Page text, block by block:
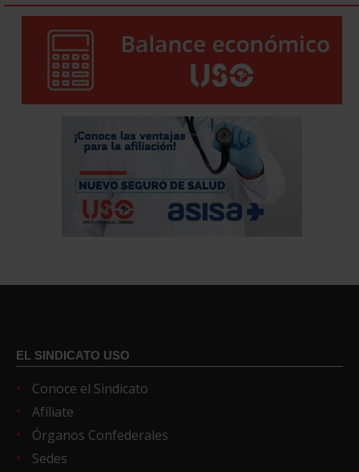
EL SINDICATO USO
Conoce el Sindicato
Afíliate
Órganos Confederales
Sedes